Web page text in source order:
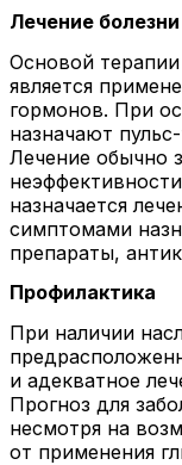
Лечение
Основой
является
гормонов. При
назначают
Лечение обычно
назначается
симптомами
препараты,
Профилактика
При наличии
и адекватное
Прогноз для
несмотря на
от применения